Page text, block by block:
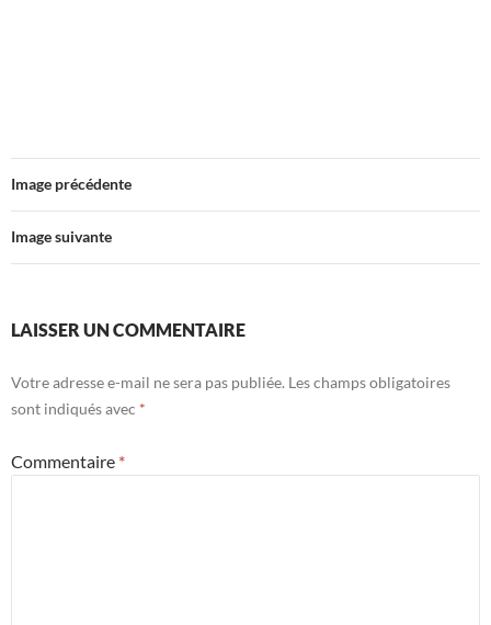
Image précédente
Image suivante
LAISSER UN COMMENTAIRE
Votre adresse e-mail ne sera pas publiée. Les champs obligatoires
sont indiqués avec *
Commentaire *